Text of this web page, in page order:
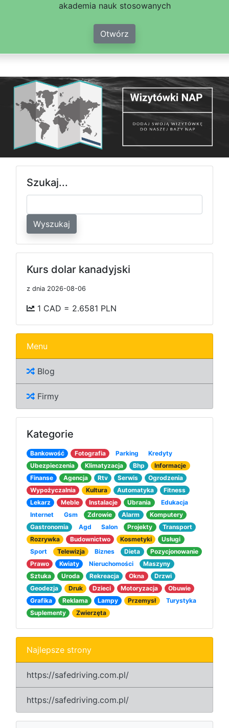
akademia nauk stosowanych
Otwórz
Szukaj...
Wyszukaj
Kurs dolar kanadyjski
z dnia 2026-08-06
1 CAD = 2.6581 PLN
Menu
Blog
Firmy
Kategorie
Bankowość Fotografia Parking
Kredyty
Ubezpieczenia
Klimatyzacja Bhp
Informacje
Finanse
Agencja Rtv Serwis
Ogrodzenia
Wypożyczalnia
Kultura Automatyka
Fitness
Lekarz
Meble Instalacje Ubrania
Edukacja
Internet
Gsm Zdrowie Alarm
Komputery
Gastronomia
Agd Salon Projekty
Transport
Rozrywka
Budownictwo Kosmetyki
Usługi
Sport
Telewizja Biznes Dieta
Pozycjonowanie
Prawo
Kwiaty Nieruchomości
Maszyny
Sztuka
Uroda Rekreacja Okna
Drzwi
Geodezja
Druk Dzieci Motoryzacja
Obuwie
Grafika
Reklama Lampy Przemysł
Turystyka
Suplementy
Zwierzęta
Najlepsze strony
https://safedriving.com.pl/
https://safedriving.com.pl/